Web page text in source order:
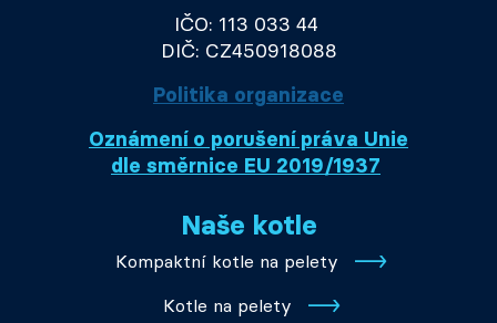
IČO: 113 033 44
DIČ: CZ450918088
Politika organizace
Oznámení o porušení práva Unie
dle směrnice EU 2019/1937
Naše kotle
Kompaktní kotle na pelety
Kotle na pelety